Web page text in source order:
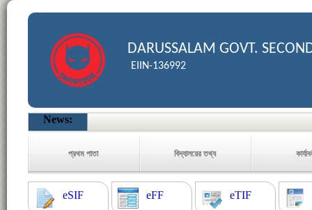
DARUSSALAM GOVT.
EIIN-136992
News:
প্রথম পাতা বিদ্যালয়ের তথ্য
eSIF eFF eTIF